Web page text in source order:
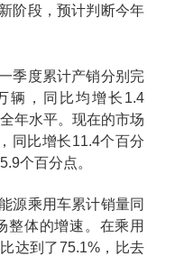
阶段，预计判断今年
季度累计产销分别完
辆，同比均增长1.4
年水平。现在的市场
同比增长11.4个百分
个百分点。
源乘用车累计销量同
整体的增速。在乘用
达到了75.1%，比去